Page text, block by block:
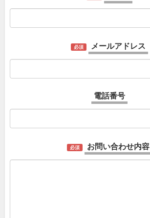
必須 メールアドレス
電話番号
必須 お問い合わせ内容